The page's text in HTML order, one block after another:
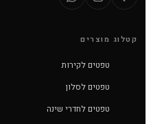
קטלוג מוצרים
טפטים לקירות
טפטים לסלון
טפטים לחדרי שינה